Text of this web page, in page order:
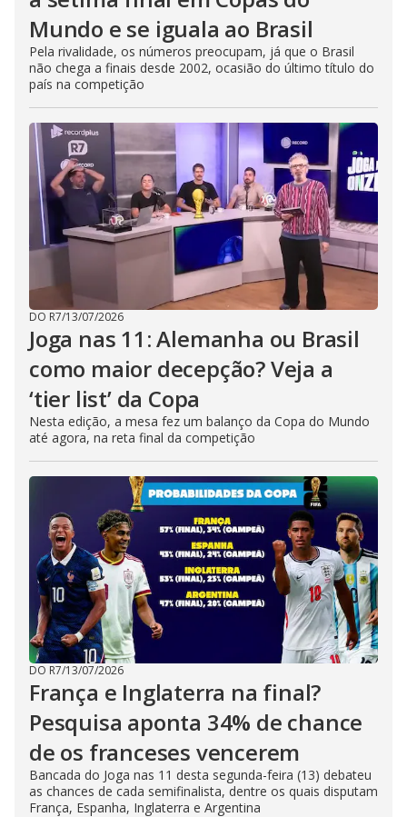
Mundo e se iguala ao Brasil
Pela rivalidade, os números preocupam, já que o Brasil
não chega a finais desde 2002, ocasião do último título do
país na competição
DO R7/13/07/2026
Joga nas 11: Alemanha ou Brasil
como maior decepção? Veja a
‘tier list’ da Copa
Nesta edição, a mesa fez um balanço da Copa do Mundo
até agora, na reta final da competição
DO R7/13/07/2026
França e Inglaterra na final?
Pesquisa aponta 34% de chance
de os franceses vencerem
Bancada do Joga nas 11 desta segunda-feira (13) debateu
as chances de cada semifinalista, dentre os quais disputam
França, Espanha, Inglaterra e Argentina